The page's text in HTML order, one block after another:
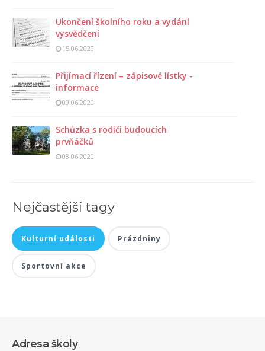
Ukončení školního roku a vydání
vysvědčení
15.06.2020
Přijímací řízení – zápisové lístky -
informace
09.06.2020
Schůzka s rodiči budoucích
prvňáčků
08.06.2020
Nejčastější tagy
Kulturní události Prázdniny
Sportovní akce
Adresa školy